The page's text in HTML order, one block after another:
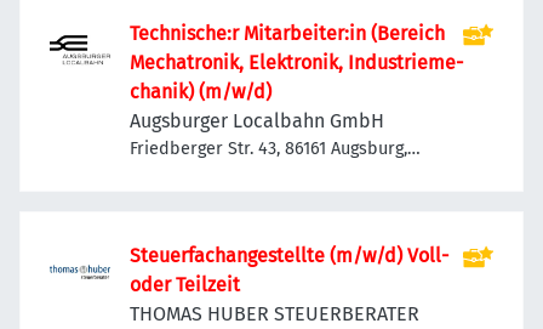
Technische:r Mitarbeiter:in (Be­reich
Me­cha­tro­nik, Elek­tro­nik, In­dus­trie­me­
cha­nik) (m/w/d)
Augsburger Localbahn GmbH
Friedberger Str. 43, 86161 Augsburg,
Steuerfachangestellte (m/w/d) Voll-
oder Teilzeit
THOMAS HUBER STEUERBERATER